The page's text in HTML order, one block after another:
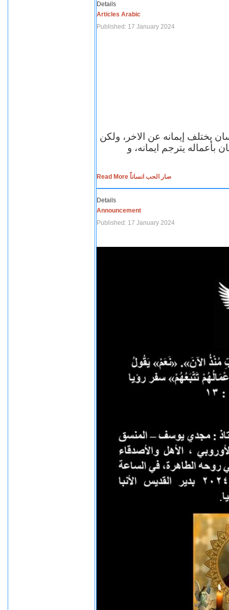
Details
Articles Arabic
Published: 17 January 2024
يختلف إيمانه عن الاخر، ولكن
بأعماله يترجم ايمانه، و
Read More صار الحب انساناً
Details
Announcement
Published: 17 January 2024